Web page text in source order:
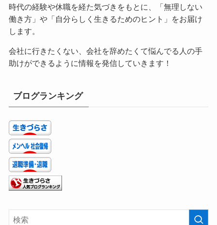
時代の経験や休職を経た気づきをもとに、「無理しない
働き方」や「自分らしく生きるためのヒント」をお届け
します。
会社に行きたくない、会社を辞めたくて悩んでる人の手
助けができるように情報を発信していきます！
ブログランキング